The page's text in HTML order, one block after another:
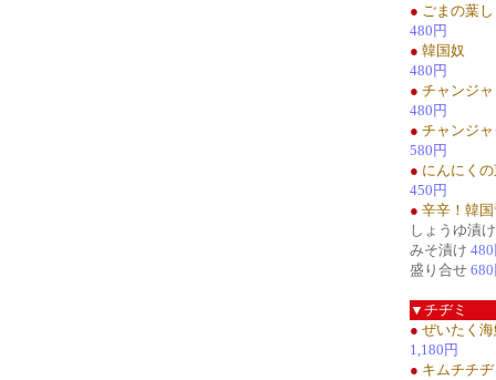
● ごまの葉
480円
● 韓国奴
480円
● チャンジャ
480円
● チャンジ
580円
● にんにく
450円
● 辛辛！韓
しょうゆ漬
みそ漬け
盛り合せ
▼チヂミ
● ぜいたく
1,180円
● キムチチ